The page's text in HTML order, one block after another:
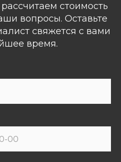
стоимость
вопросы. Оставьте
свяжется с вами
время.